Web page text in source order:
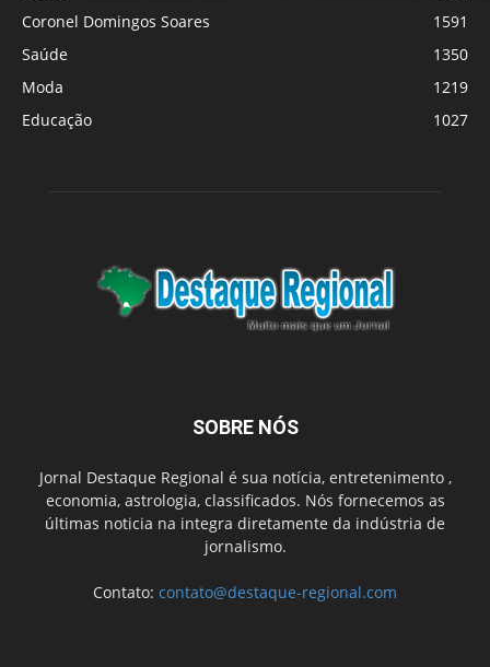
Coronel Domingos Soares
1591
Saúde
1350
Moda
1219
Educação
1027
SOBRE NÓS
Jornal Destaque Regional é sua notícia, entretenimento ,
economia, astrologia, classificados. Nós fornecemos as
últimas noticia na integra diretamente da indústria de
jornalismo.
Contato: contato@destaque-regional.com